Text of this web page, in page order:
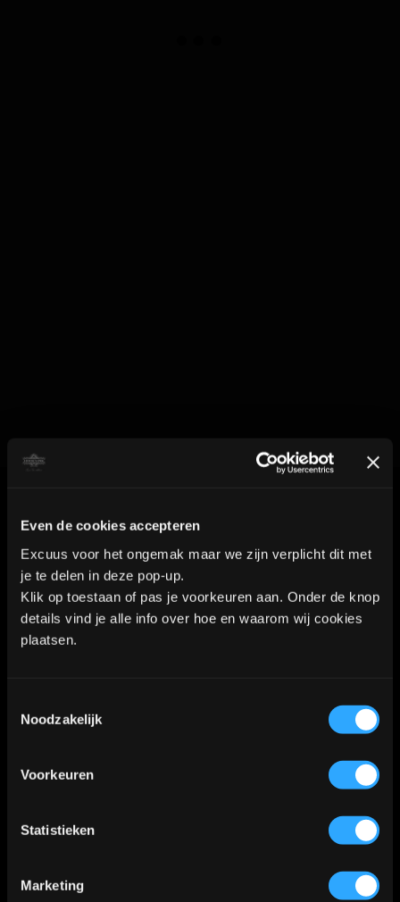
Even de cookies accepteren
Excuus voor het ongemak maar we zijn verplicht dit met
je te delen in deze pop-up.
Klik op toestaan of pas je voorkeuren aan. Onder de knop
details vind je alle info over hoe en waarom wij cookies
plaatsen.
Noodzakelijk
Voorkeuren
Statistieken
Marketing
Contact
Industrieweg 8a2
2712LB Zoetermeer
KVK nummer: 90552571 | BTW nummer: NL002036941B22 |
Kaart